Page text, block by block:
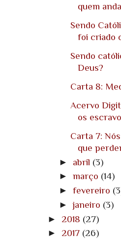
quem
Sendo
foi criado
Sendo
Deus?
Carta 8:
Acervo
os
Carta 7:
que
► abril (3)
► março (14)
► fevereiro
►janeiro (3)
► 2018 (27)
► 2017 (26)